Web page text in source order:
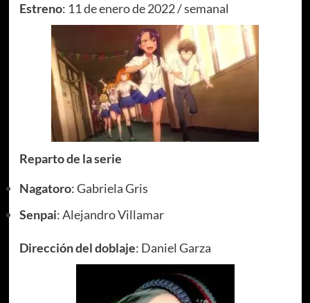
Estreno: 11 de enero de 2022 / semanal
Reparto de la serie
Nagatoro: Gabriela Gris
Senpai: Alejandro Villamar
Dirección del doblaje: Daniel Garza